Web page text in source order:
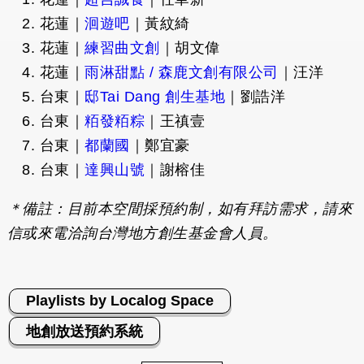
花蓮｜洄遊吧 ｜黃紋綺
花蓮｜練習曲文創
｜胡文偉
花蓮｜ 雨淋甜點 / 森鹿文創有限公司
｜汪洋
台東｜ 邸Tai Dang 創生基地 ｜劉誥洋
台東｜粨發粨粽 ｜王禛壹
台東｜都蘭國
｜鄭宜豪
台東｜達興山號 ｜謝榕佳
＊備註：目前本空間採預約制，如有拜訪需求，請來
信或來電洽詢台灣地方創生基金會人員。
Playlists by Localog Space
地創放送預約系統